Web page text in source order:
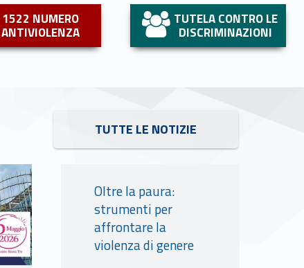
1522 NUMERO
ANTIVIOLENZA
TUTELA CONTRO LE
DISCRIMINAZIONI
TUTTE LE NOTIZIE
Oltre la paura:
strumenti per
affrontare la
violenza di genere